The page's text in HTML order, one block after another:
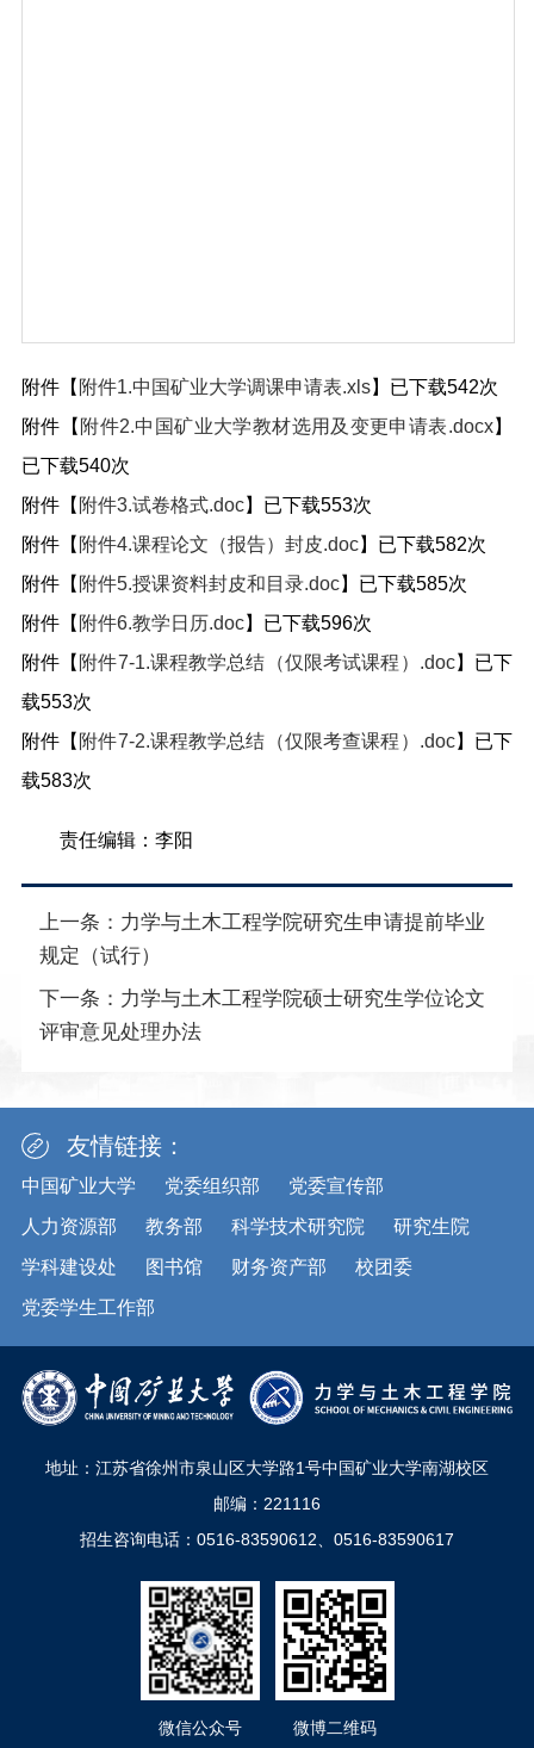
附件【 附件1.中国矿业大学调课申请表.xls】已下载542次
附件【 附件2.中国矿业大学教材选用及变更申请表.docx】
已下载540次
附件【 附件3.试卷格式.doc】已下载553次
附件【 附件4.课程论文（报告）封皮.doc】已下载582次
附件【 附件5.授课资料封皮和目录.doc】已下载585次
附件【 附件6.教学日历.doc】已下载596次
附件【 附件7-1.课程教学总结（仅限考试课程）.doc】已下
载553次
附件【 附件7-2.课程教学总结（仅限考查课程）.doc】已下
载583次
责任编辑：李阳
上一条： 力学与土木工程学院研究生申请提前毕业
规定（试行）
下一条： 力学与土木工程学院硕士研究生学位论文
评审意见处理办法
友情链接：
中国矿业大学 党委组织部
党委宣传部
人力资源部
教务部 科学技术研究院
研究生院
学科建设处
图书馆 财务资产部
校团委
党委学生工作部
地址：江苏省徐州市泉山区大学路1号中国矿业大学南湖校区
邮编：221116
招生咨询电话：0516-83590612、0516-83590617
微信公众号 微博二维码